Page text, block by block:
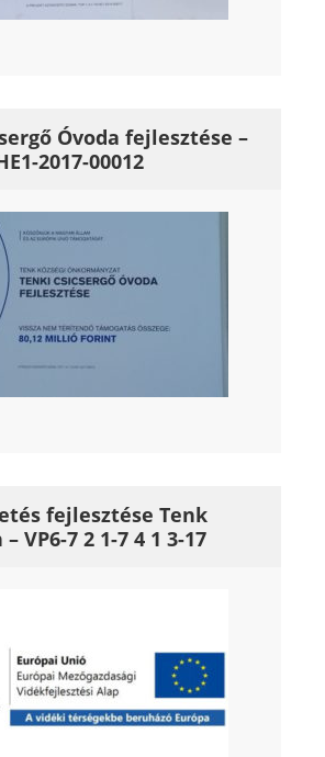
Óvoda fejlesztése –
2017-00012
fejlesztése Tenk
VP6-7 2 1-7 4 1 3-17